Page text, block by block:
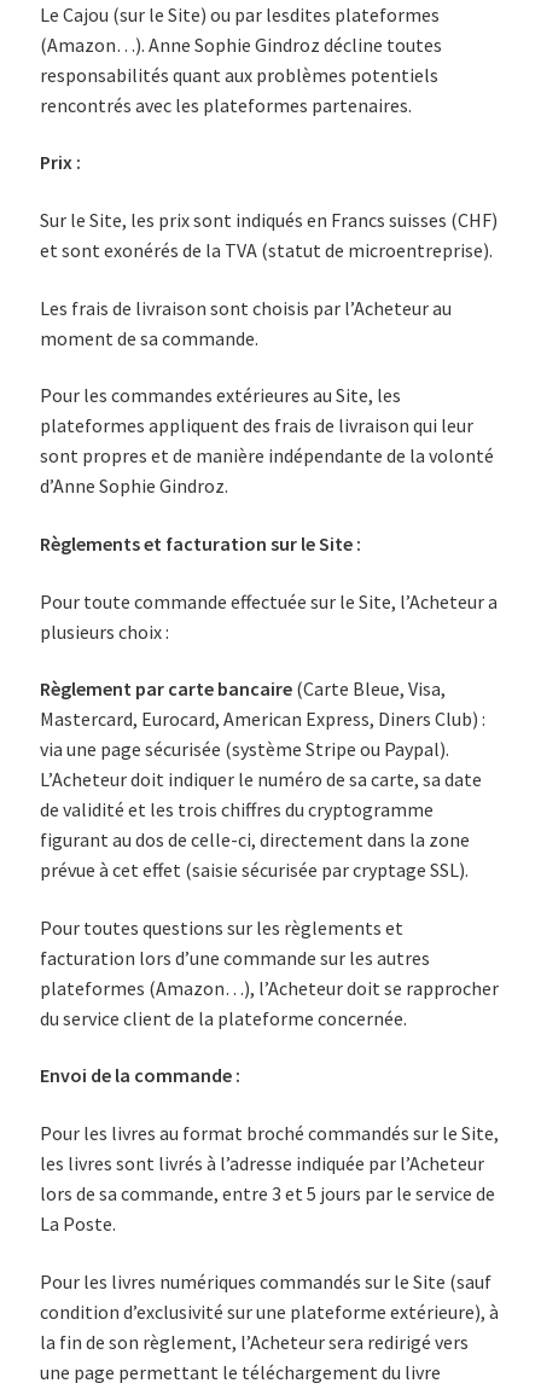
Le Cajou (sur le Site) ou par lesdites plateformes
(Amazon…). Anne Sophie Gindroz décline toutes
responsabilités quant aux problèmes potentiels
rencontrés avec les plateformes partenaires.
Prix :
Sur le Site, les prix sont indiqués en Francs suisses (CHF)
et sont exonérés de la TVA (statut de microentreprise).
Les frais de livraison sont choisis par l’Acheteur au
moment de sa commande.
Pour les commandes extérieures au Site, les
plateformes appliquent des frais de livraison qui leur
sont propres et de manière indépendante de la volonté
d’Anne Sophie Gindroz.
Règlements et facturation sur le Site :
Pour toute commande effectuée sur le Site, l’Acheteur a
plusieurs choix :
Règlement par carte bancaire(Carte Bleue, Visa,
Mastercard, Eurocard, American Express, Diners Club) :
via une page sécurisée (système Stripe ou Paypal).
L’Acheteur doit indiquer le numéro de sa carte, sa date
de validité et les trois chiffres du cryptogramme
figurant au dos de celle-ci, directement dans la zone
prévue à cet effet (saisie sécurisée par cryptage SSL).
Pour toutes questions sur les règlements et
facturation lors d’une commande sur les autres
plateformes (Amazon…), l’Acheteur doit se rapprocher
du service client de la plateforme concernée.
Envoi de la commande :
Pour les livres au format broché commandés sur le Site,
les livres sont livrés à l’adresse indiquée par l’Acheteur
lors de sa commande, entre 3 et 5 jours par le service de
La Poste.
Pour les livres numériques commandés sur le Site (sauf
condition d’exclusivité sur une plateforme extérieure), à
la fin de son règlement, l’Acheteur sera redirigé vers
une page permettant le téléchargement du livre